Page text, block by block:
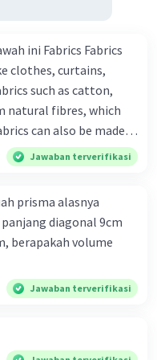
apa yang Anda
segala kemudahan
Anda? [11]
hidup ini membuatmu
penyakit kronis,
Kesehatan Dunia
ini juga termasuk 1
menguak bahwa DKI
tingkat diabetes
Ini menunjukkan
kaitannya dengan
bahasa yang sejenis
a. magang b.
ini Fabrics Fabrics
clothes, curtains,
such as catton,
natural fibres, which
can also be made
natural fibres.
example, some are
Jawaban terverifikasi
prisma alasnya
diagonal 9cm
berapakah volume
Jawaban terverifikasi